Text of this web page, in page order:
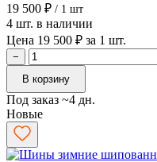
19 500 ₽ / 1 шт
4 шт. в наличии
Цена 19 500 ₽ за 1 шт.
−
В корзину
Под заказ ~4 дн.
Новые